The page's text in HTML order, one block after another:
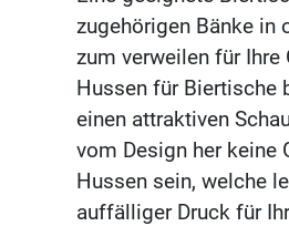
zugehörigen Bänke
zum verweilen für
Hussen für Biertische
einen attraktiven
vom Design her keine
Hussen sein, welche
auffälliger Druck für